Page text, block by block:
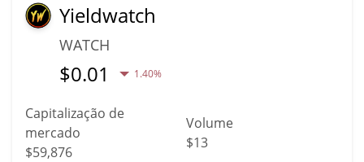
Yieldwatch
WATCH
$0.01 1.40%
Capitalização de
mercado
$59,876
Volume
$13